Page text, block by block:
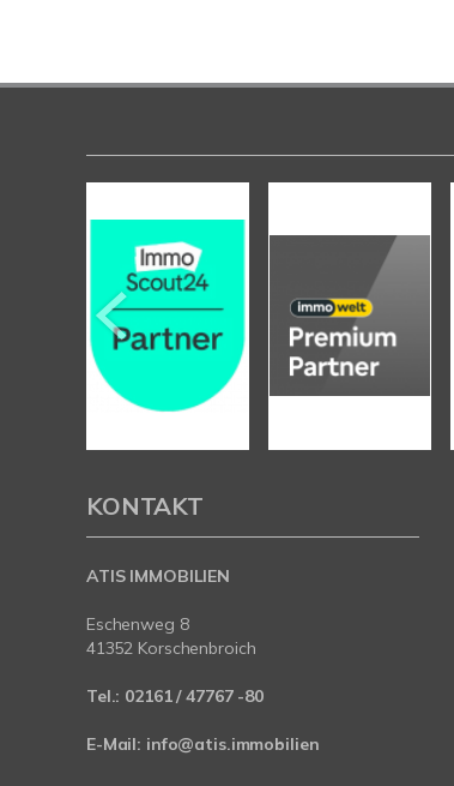
KONTAKT
ATIS IMMOBILIEN
Eschenweg 8
41352 Korschenbroich
Tel.: 02161 / 47767 -80
E-Mail: info@atis.immobilien